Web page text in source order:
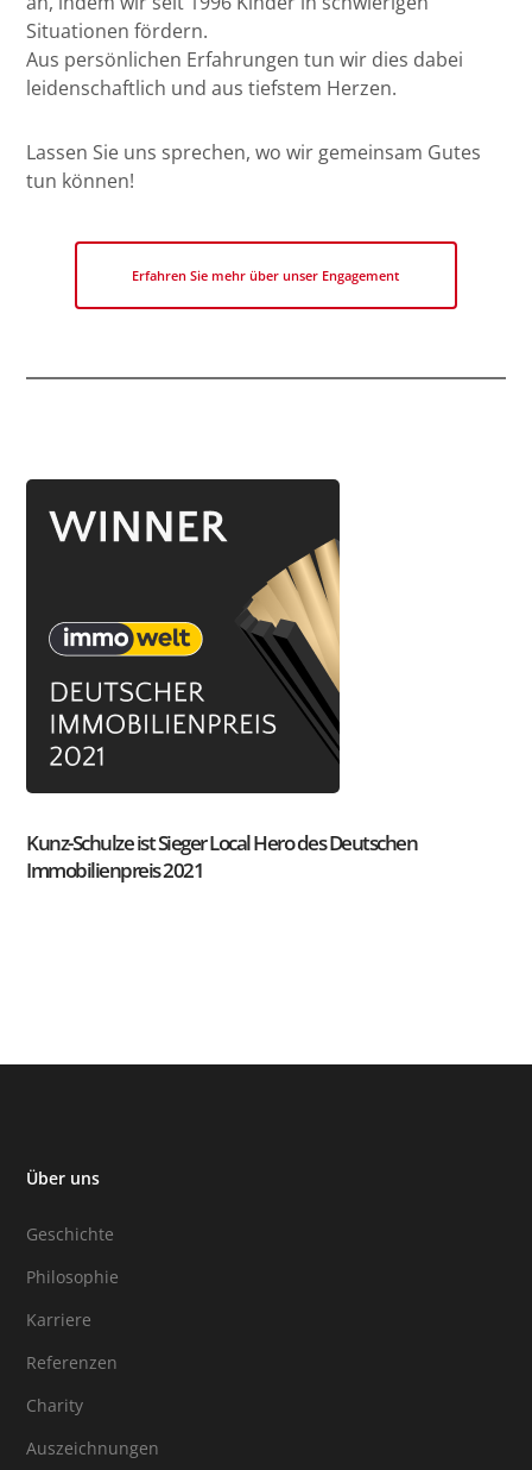
Situationen fördern.
Aus persönlichen Erfahrungen tun wir dies dabei
leidenschaftlich und aus tiefstem Herzen.
Lassen Sie uns sprechen, wo wir gemeinsam Gutes
tun können!
Erfahren Sie mehr über unser Engagement
Kunz-Schulze ist Sieger Local Hero des Deutschen
Immobilienpreis 2021
Über uns
Geschichte
Philosophie
Karriere
Referenzen
Charity
Auszeichnungen